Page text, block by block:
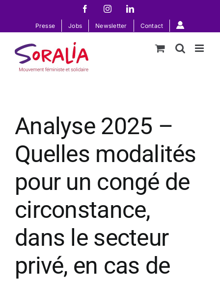
contenu
FacebookInstagramLinkedIn
Presse Jobs Newsletter Contact
Analyse 2025 –
Quelles modalités
pour un congé de
circonstance,
dans le secteur
privé, en cas de